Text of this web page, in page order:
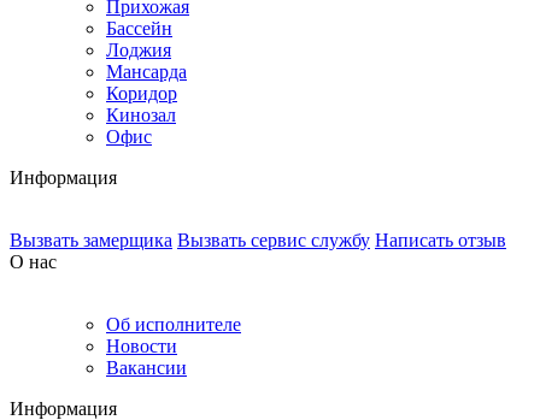
Прихожая
Бассейн
Лоджия
Мансарда
Коридор
Кинозал
Офис
Информация
Вызвать замерщика Вызвать сервис службу Написать отзыв
О нас
Об исполнителе
Новости
Вакансии
Информация